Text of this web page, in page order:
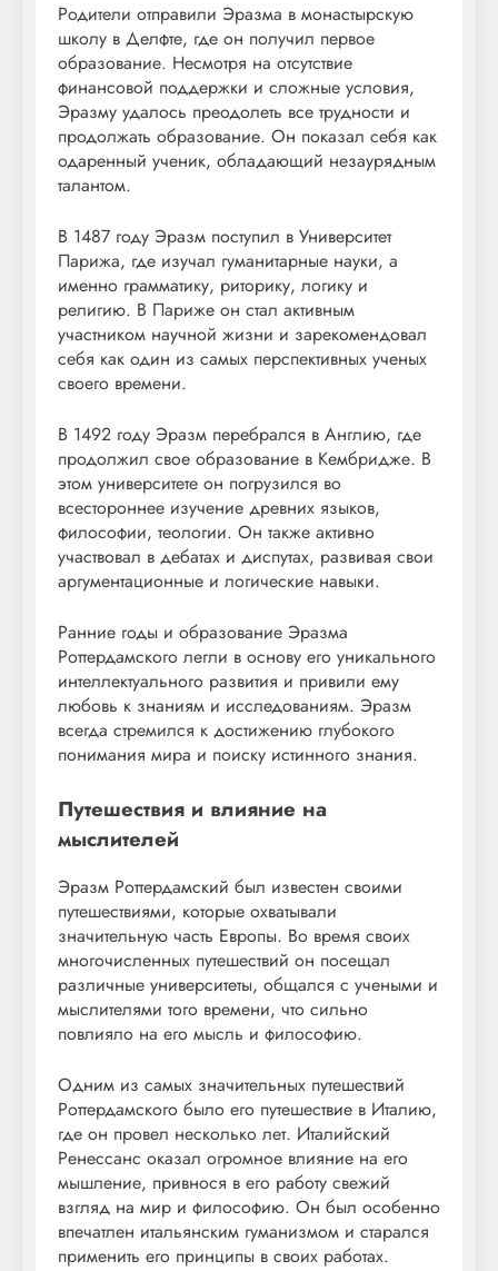
Родители отправили Эразма в монастырскую
школу в Делфте, где он получил первое
образование. Несмотря на отсутствие
финансовой поддержки и сложные условия,
Эразму удалось преодолеть все трудности и
продолжать образование. Он показал себя как
одаренный ученик, обладающий незаурядным
талантом.
В 1487 году Эразм поступил в Университет
Парижа, где изучал гуманитарные науки, а
именно грамматику, риторику, логику и
религию. В Париже он стал активным
участником научной жизни и зарекомендовал
себя как один из самых перспективных ученых
своего времени.
В 1492 году Эразм перебрался в Англию, где
продолжил свое образование в Кембридже. В
этом университете он погрузился во
всестороннее изучение древних языков,
философии, теологии. Он также активно
участвовал в дебатах и диспутах, развивая свои
аргументационные и логические навыки.
Ранние годы и образование Эразма
Роттердамского легли в основу его уникального
интеллектуального развития и привили ему
любовь к знаниям и исследованиям. Эразм
всегда стремился к достижению глубокого
понимания мира и поиску истинного знания.
Путешествия и влияние на
мыслителей
Эразм Роттердамский был известен своими
путешествиями, которые охватывали
значительную часть Европы. Во время своих
многочисленных путешествий он посещал
различные университеты, общался с учеными и
мыслителями того времени, что сильно
повлияло на его мысль и философию.
Одним из самых значительных путешествий
Роттердамского было его путешествие в Италию,
где он провел несколько лет. Италийский
Ренессанс оказал огромное влияние на его
мышление, привнося в его работу свежий
взгляд на мир и философию. Он был особенно
впечатлен итальянским гуманизмом и старался
применить его принципы в своих работах.